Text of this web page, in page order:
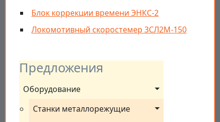
Предложения
Оборудование
Станки металлорежущие
Блок коррекции времени ЭНКС-2
Локомотивный скоростемер 3СЛ2М-150